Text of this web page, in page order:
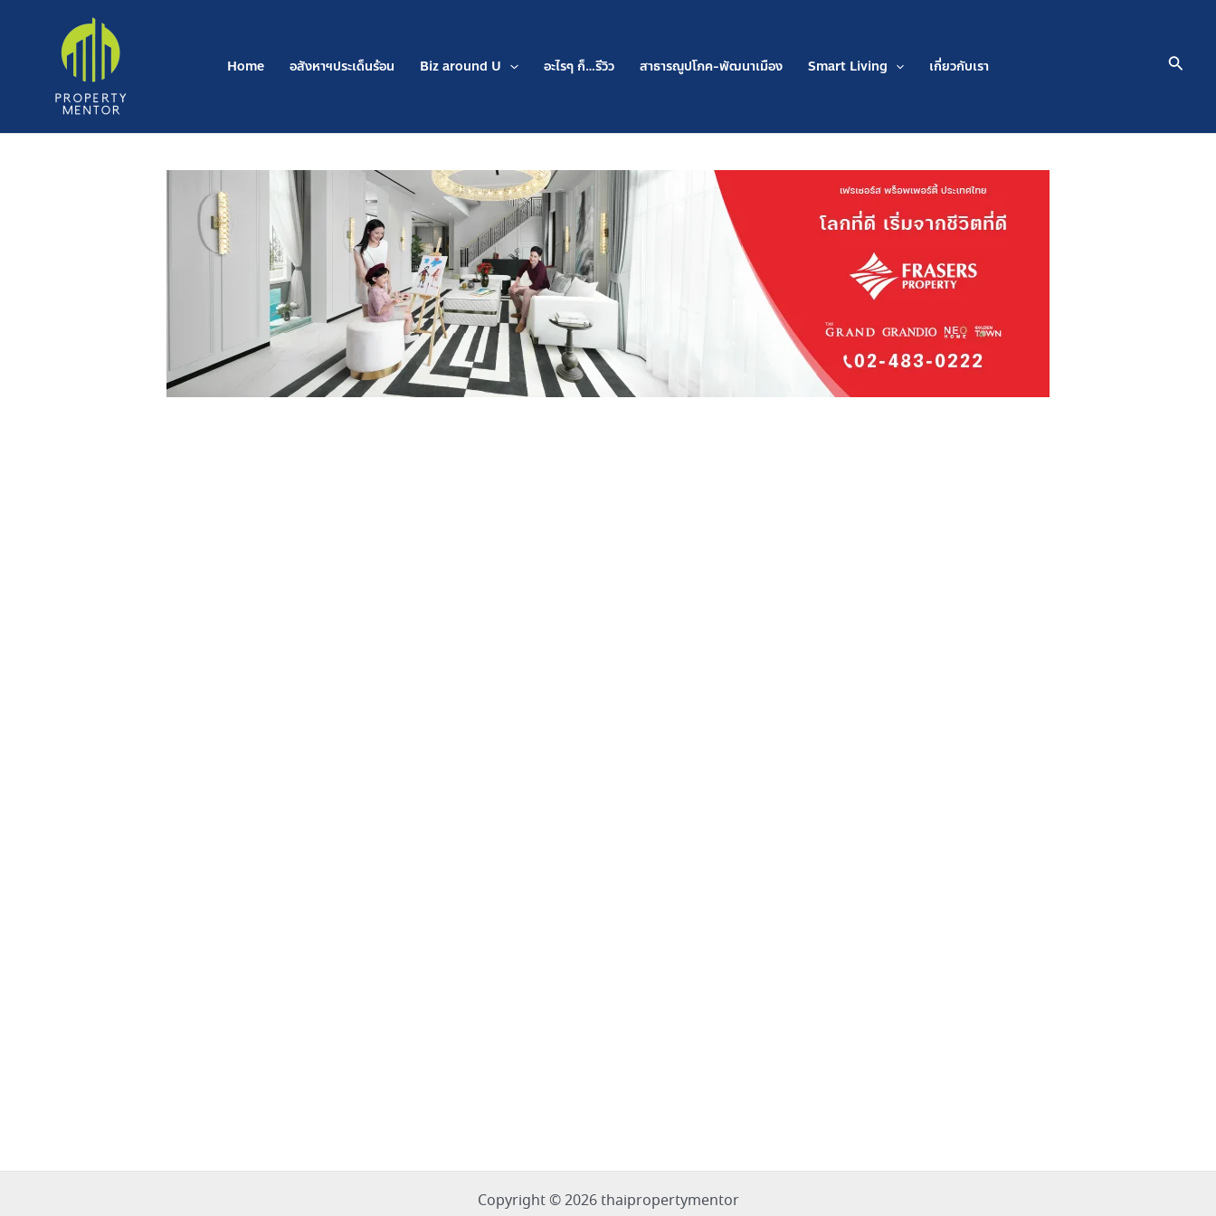
Home อสังหาฯประเด็นร้อน Biz around U อะไรๆ ก็…รีวิว สาธารณูปโภค-พัฒนาเมือง Smart Living เกี่ยวกับเรา
Copyright © 2026 thaipropertymentor